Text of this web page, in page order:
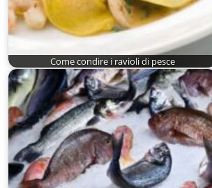
Come condire i ravioli di pesce